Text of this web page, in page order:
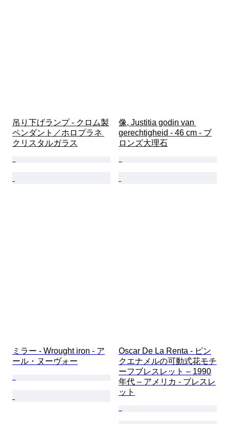
吊り下げランプ - クロム製
ペンダント／ホロプラネ
クリスタルガラス
像, Justitia godin van
gerechtigheid - 46 cm - ブ
ロンズ大理石
ミラー - Wrought iron - ア
ール・ヌーヴォー
Oscar De La Renta - ピン
クエナメルの可動式花モチ
ーフブレスレット – 1990
年代 – アメリカ - ブレスレ
ット